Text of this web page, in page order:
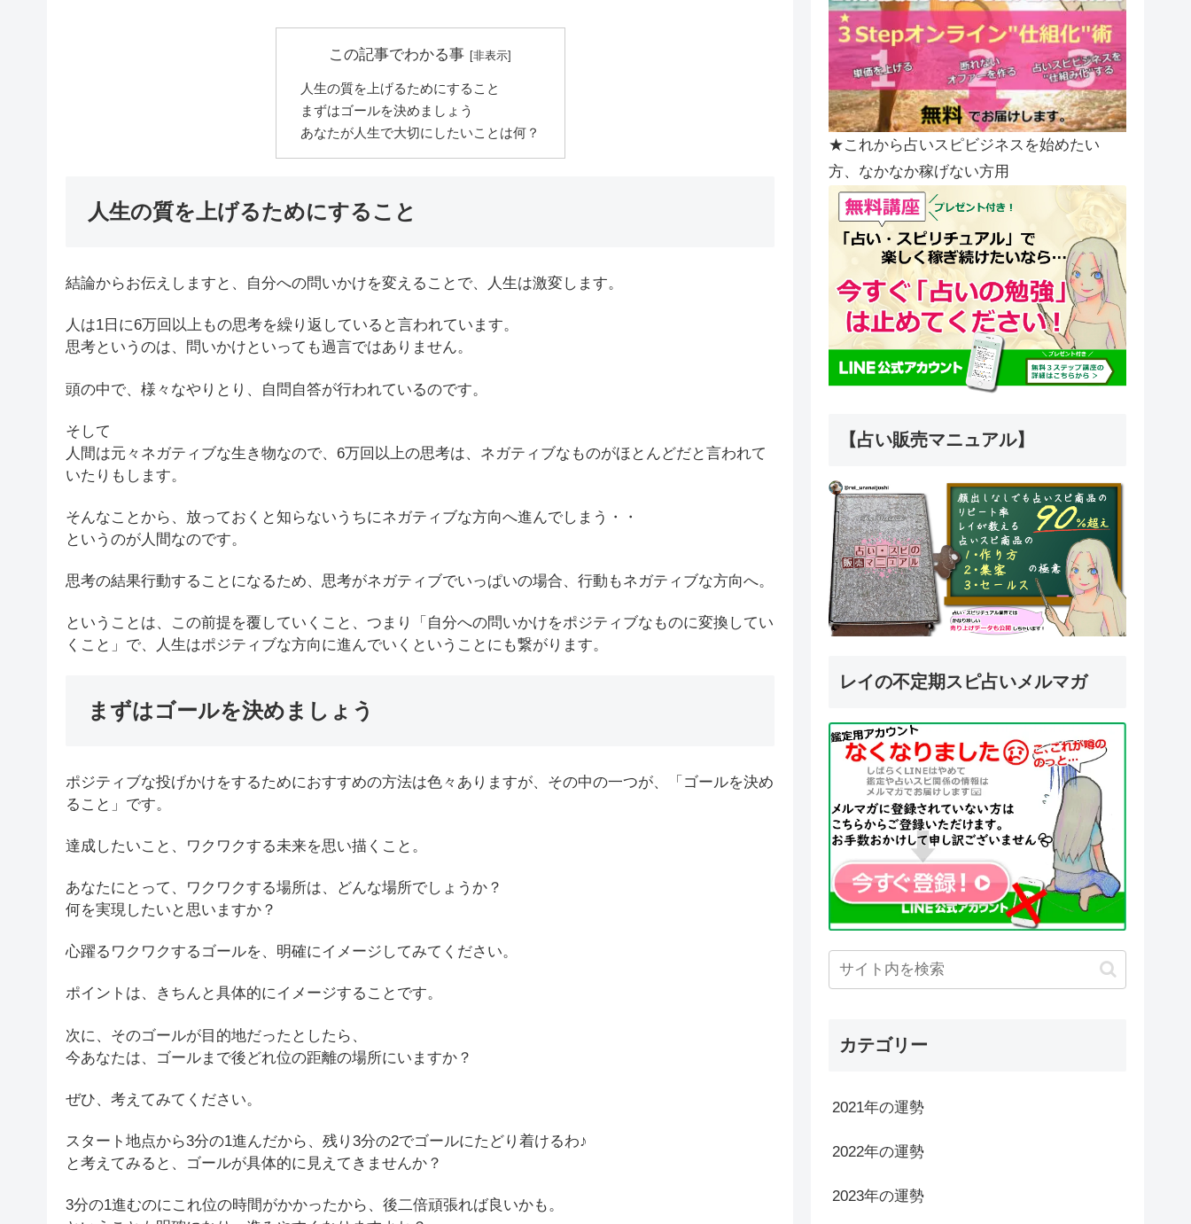
この記事でわかる事
人生の質を上げるためにすること
まずはゴールを決めましょう
あなたが人生で大切にしたいことは何？
人生の質を上げるためにすること
結論からお伝えしますと、自分への問いかけを変えることで、人生は激変します。
人は1日に6万回以上もの思考を繰り返していると言われています。
思考というのは、問いかけといっても過言ではありません。
頭の中で、様々なやりとり、自問自答が行われているのです。
そして
人間は元々ネガティブな生き物なので、6万回以上の思考は、ネガティブなものがほとんどだと言われて
いたりもします。
そんなことから、放っておくと知らないうちにネガティブな方向へ進んでしまう・・
というのが人間なのです。
思考の結果行動することになるため、思考がネガティブでいっぱいの場合、行動もネガティブな方向へ。
ということは、この前提を覆していくこと、つまり「自分への問いかけをポジティブなものに変換してい
くこと」で、人生はポジティブな方向に進んでいくということにも繋がります。
まずはゴールを決めましょう
ポジティブな投げかけをするためにおすすめの方法は色々ありますが、その中の一つが、「ゴールを決め
ること」です。
達成したいこと、ワクワクする未来を思い描くこと。
あなたにとって、ワクワクする場所は、どんな場所でしょうか？
何を実現したいと思いますか？
心躍るワクワクするゴールを、明確にイメージしてみてください。
ポイントは、きちんと具体的にイメージすることです。
次に、そのゴールが目的地だったとしたら、
今あなたは、ゴールまで後どれ位の距離の場所にいますか？
ぜひ、考えてみてください。
スタート地点から3分の1進んだから、残り3分の2でゴールにたどり着けるわ♪
と考えてみると、ゴールが具体的に見えてきませんか？
3分の1進むのにこれ位の時間がかかったから、後二倍頑張れば良いかも。
★これから占いスピビジネスを始めたい
方、なかなか稼げない方用
【占い販売マニュアル】
レイの不定期スピ占いメルマガ
カテゴリー
2021年の運勢
2022年の運勢
2023年の運勢